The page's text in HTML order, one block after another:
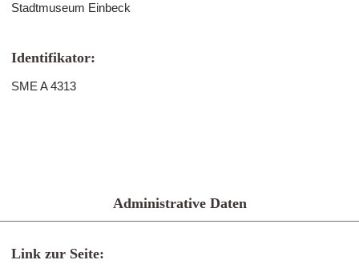
Stadtmuseum Einbeck
Identifikator:
SME A 4313
Administrative Daten
Link zur Seite: